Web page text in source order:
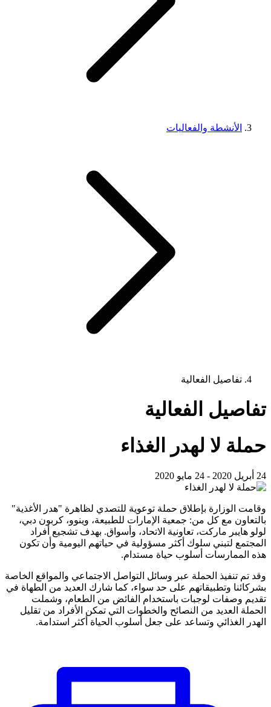
الأنشطة والفعاليات
تفاصيل الفعالية
تفاصيل الفعالية
حملة لا لهدر الغذاء
24 أبريل 2020 - 24 مايو 2020
وقامت الوزارة بإطلاق حملة توعوية للتصدي لظاهرة "هدر الأغذية"
بالتعاون مع كل من: جمعية الإمارات للطبيعة، وينوو، كربون دبي،
لولو هايبر ماركت، تعاونية الاتحاد، وأسواق. بهدف تشجيع أفراد
المجتمع لتبني سلوك أكثر مسؤولية في حياتهم اليومية وأن تكون
هذه الممارسات أسلوب حياة مستدام.
وقد تم تنفيذ الحملة عبر وسائل التواصل الاجتماعي والمواقع الخاصة
بشركائنا وتطبيقاتهم على حد سواء، كما شارك العديد من الطهاة في
تقديم وصفات لوجبات باستخدام الفائض من الطعام، وشملت
الحملة العديد من النصائح والخطوات التي تمكن الأفراد من تقليل
الهدر الغذائي وتساعد على جعل أسلوب الحياة أكثر استدامة.